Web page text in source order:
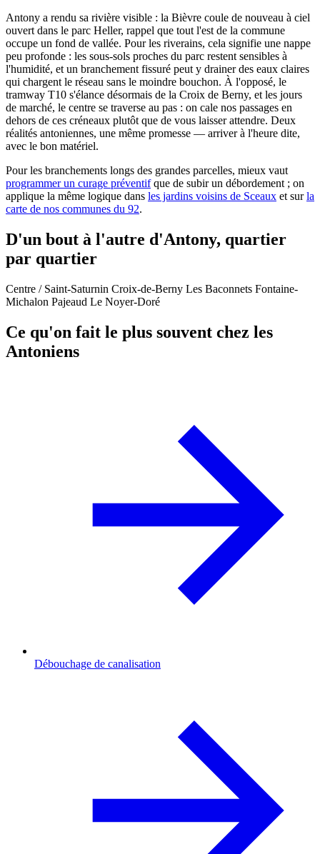
Antony a rendu sa rivière visible : la Bièvre coule de nouveau à ciel
ouvert dans le parc Heller, rappel que tout l'est de la commune
occupe un fond de vallée. Pour les riverains, cela signifie une nappe
peu profonde : les sous-sols proches du parc restent sensibles à
l'humidité, et un branchement fissuré peut y drainer des eaux claires
qui chargent le réseau sans le moindre bouchon. À l'opposé, le
tramway T10 s'élance désormais de la Croix de Berny, et les jours
de marché, le centre se traverse au pas : on cale nos passages en
dehors de ces créneaux plutôt que de vous laisser attendre. Deux
réalités antoniennes, une même promesse — arriver à l'heure dite,
avec le bon matériel.
Pour les branchements longs des grandes parcelles, mieux vaut
programmer un curage préventifque de subir un débordement ; on
applique la même logique dans les jardins voisins de Sceaux et surla
carte de nos communes du 92.
D'un bout à l'autre d'Antony, quartier
par quartier
Centre / Saint-Saturnin Croix-de-Berny Les Baconnets Fontaine-
Michalon Pajeaud Le Noyer-Doré
Ce qu'on fait le plus souvent chez les
Antoniens
Débouchage de canalisation